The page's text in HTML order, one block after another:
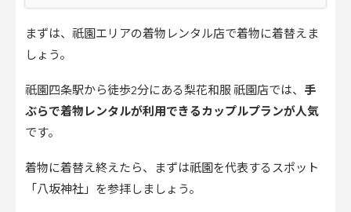
まずは、祇園エリアの着物レンタル店で着物に着替えま
しょう。
祇園四条駅から徒歩2分にある梨花和服 祇園店では、 手
ぶらで着物レンタルが利用できるカップルプランが人気
です。
着物に着替え終えたら、まずは祇園を代表するスポット
「八坂神社」を参拝しましょう。